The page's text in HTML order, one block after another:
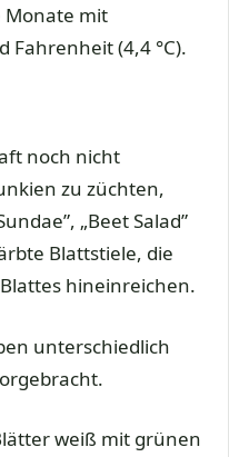
Monate mit
Fahrenheit (4,4 °C).
noch nicht
zu züchten,
„Beet Salad”
Blattstiele, die
hineinreichen.
unterschiedlich
weiß mit grünen